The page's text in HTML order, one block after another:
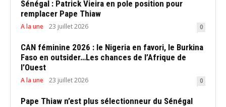
Sénégal : Patrick Vieira en pole position pour
remplacer Pape Thiaw
A la une 23 juillet 2026 0
CAN féminine 2026 : le Nigeria en favori, le Burkina
Faso en outsider…Les chances de l’Afrique de
l’Ouest
A la une 23 juillet 2026 0
Pape Thiaw n’est plus sélectionneur du Sénégal